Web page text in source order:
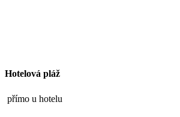
Hotelová pláž
přímo u hotelu